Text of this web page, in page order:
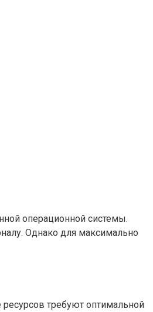
операционной системы.
Однако для максимально
требуют оптимальной